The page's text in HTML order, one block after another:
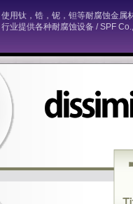
使用钛，锆，铌，钽等耐腐蚀金属
行业提供各种耐腐蚀设备 / SPF